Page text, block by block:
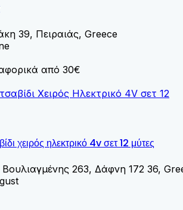
39, Πειραιάς, Greece
από 30€
χειρός ηλεκτρικό 4v σετ 12 μύτες
263, Δάφνη 172 36,